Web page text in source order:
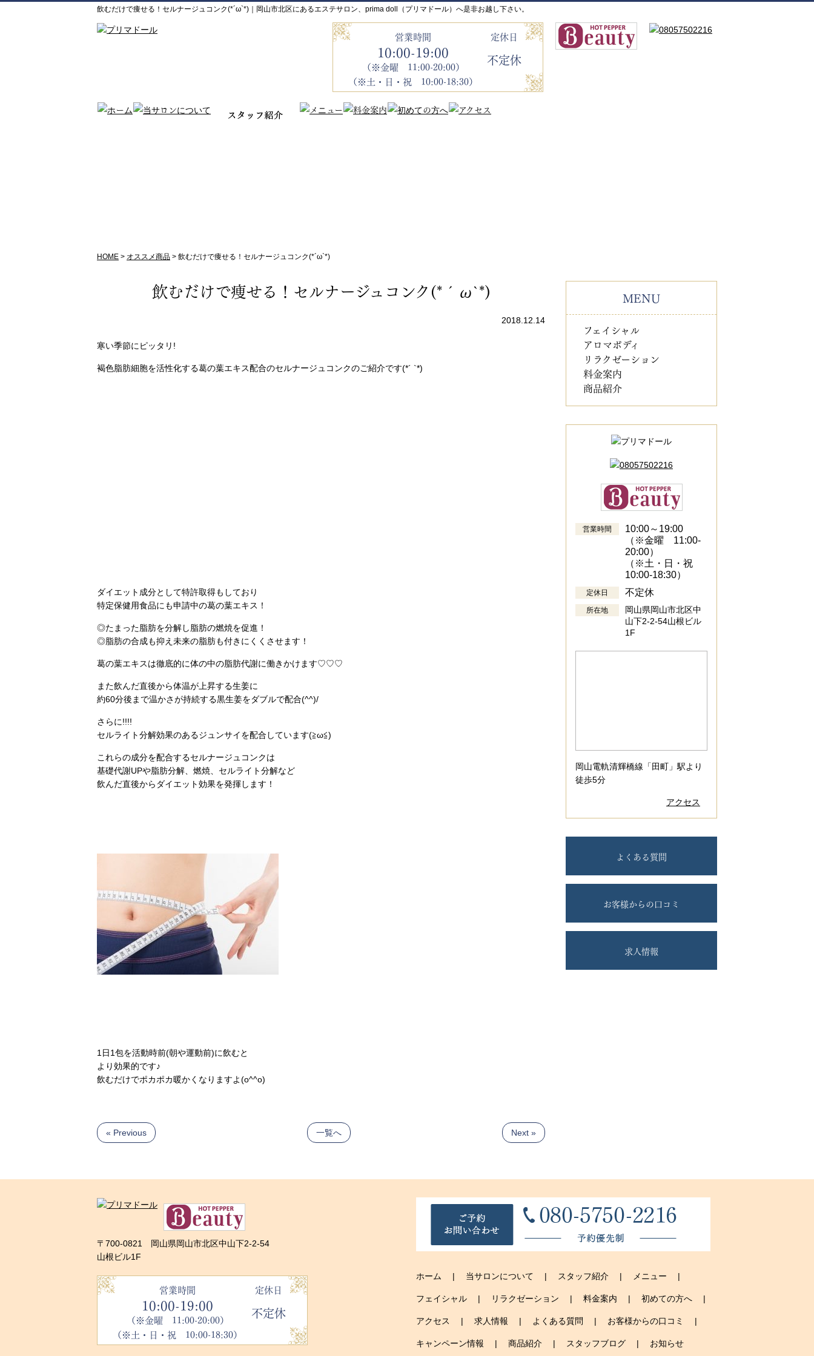
飲むだけで痩せる！セルナージュコンク(*´ω`*)｜岡山市北区にあるエステサロン、prima doll（プリマドール）へ是非お越し下さい。
営業時間
10:00-19:00
（※金曜 11:00-20:00）
（※土・日・祝 10:00-18:30）
定休日
不定休
HOME > オススメ商品 > 飲むだけで痩せる！セルナージュコンク(*´ω`*)
飲むだけで痩せる！セルナージュコンク(*´ω`*)
2018.12.14
寒い季節にピッタリ!
褐色脂肪細胞を活性化する葛の葉エキス配合のセルナージュコンクのご紹介です(*´ `*)
ダイエット成分として特許取得もしており
特定保健用食品にも申請中の葛の葉エキス！
◎たまった脂肪を分解し脂肪の燃焼を促進！
◎脂肪の合成も抑え未来の脂肪も付きにくくさせます！
葛の葉エキスは徹底的に体の中の脂肪代謝に働きかけます♡♡♡
また飲んだ直後から体温が上昇する生姜に
約60分後まで温かさが持続する黒生姜をダブルで配合(^^)/
さらに!!!!
セルライト分解効果のあるジュンサイを配合しています(≧ω≦)
これらの成分を配合するセルナージュコンクは
基礎代謝UPや脂肪分解、燃焼、セルライト分解など
飲んだ直後からダイエット効果を発揮します！
1日1包を活動時前(朝や運動前)に飲むと
より効果的です♪
飲むだけでポカポカ暖かくなりますよ(o^^o)
« Previous 一覧へ Next »
MENU
フェイシャル
アロマボディ
リラクゼーション
料金案内
商品紹介
営業時間
10:00～19:00
（※金曜 11:00-
20:00）
（※土・日・祝
10:00-18:30）
定休日 不定休
所在地
岡山県岡山市北区中
山下2-2-54山根ビル
1F
岡山電軌清輝橋線「田町」駅より
徒歩5分
アクセス
よくある質問
お客様からの口コミ
求人情報
〒700-0821 岡山県岡山市北区中山下2-2-54
山根ビル1F
営業時間
10:00-19:00
（※金曜 11:00-20:00）
（※土・日・祝 10:00-18:30）
定休日
不定休
ホーム 当サロンについて スタッフ紹介 メニュー
フェイシャル リラクゼーション 料金案内 初めての方へ
アクセス 求人情報 よくある質問 お客様からの口コミ
キャンペーン情報 商品紹介 スタッフブログ お知らせ